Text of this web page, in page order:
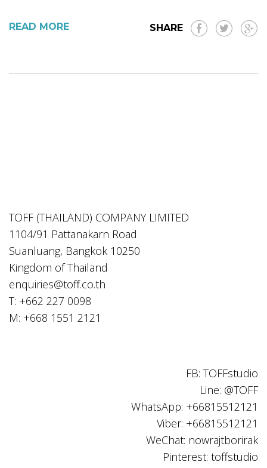
READ MORE SHARE
TOFF (THAILAND) COMPANY LIMITED
1104/91 Pattanakarn Road
Suanluang, Bangkok 10250
Kingdom of Thailand
enquiries@toff.co.th
T: +662 227 0098
M: +668 1551 2121
FB: TOFFstudio
Line: @TOFF
WhatsApp: +66815512121
Viber: +66815512121
WeChat: nowrajtborirak
Pinterest: toffstudio